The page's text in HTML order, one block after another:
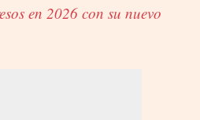
en 2026 con su nuevo